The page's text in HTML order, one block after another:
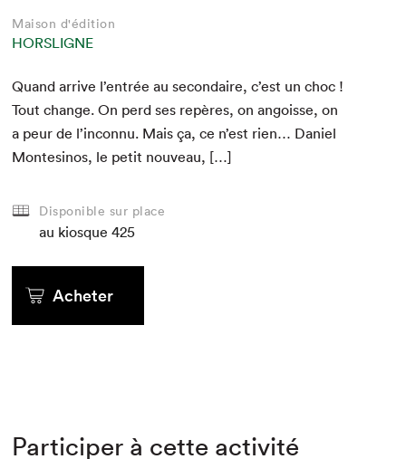
Maison d'édition
HORSLIGNE
Quand arrive l’entrée au sec­ondaire, c’est un choc !
Tout change. On perd ses repères, on angoisse, on
a peur de l’inconnu. Mais ça, ce n’est rien… Daniel
Mon­tesinos, le petit nouveau, […]
Disponible sur place
au kiosque 425
Acheter
Participer à cette activité